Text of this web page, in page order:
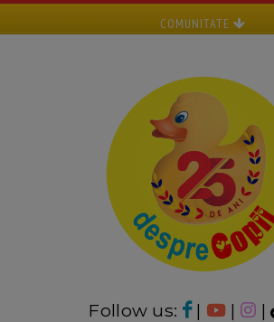
COMUNITATE
Follow us: | | |